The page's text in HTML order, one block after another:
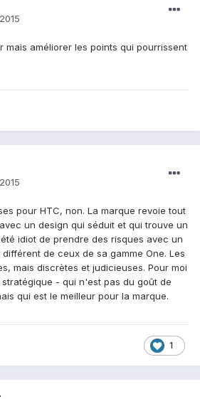
mais améliorer les points qui pourrissent
pour HTC, non. La marque revoie tout
un design qui séduit et qui trouve un
idiot de prendre des risques avec un
de ceux de sa gamme One. Les
mais discrètes et judicieuses. Pour moi
- qui n'est pas du goût de
qui est le meilleur pour la marque.
1